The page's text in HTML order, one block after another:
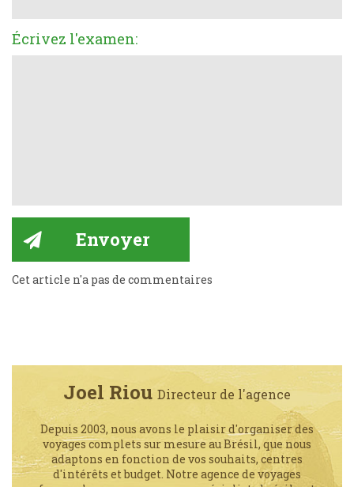
Écrivez l'examen:
Cet article n'a pas de commentaires
Joel Riou Directeur de l'agence
Depuis 2003, nous avons le plaisir d'organiser des
voyages complets sur mesure au Brésil, que nous
adaptons en fonction de vos souhaits, centres
d'intérêts et budget. Notre agence de voyages